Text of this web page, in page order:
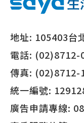
地址: 105403台
電話: (02)8712-
傳真: (02)8712-
統一編號:
廣告申請專線: